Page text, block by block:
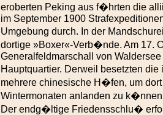
eroberten Peking aus f�hrten die
im September 1900
Umgebung durch. In der
dortige »Boxer«-Verb�nde. Am 17.
Generalfeldmarschall von
Hauptquartier. Derweil besetzten
mehrere chinesische H�fen, um
Wintermonaten anlanden zu
Der endg�ltige Friedensschlu�